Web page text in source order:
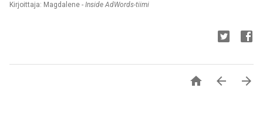
Kirjoittaja: Magdalene - Inside AdWords-tiimi
  